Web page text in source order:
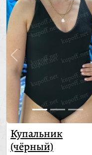
Купальник
(чёрный)